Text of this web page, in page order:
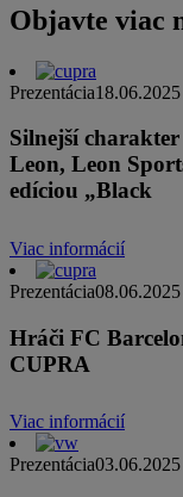
Objavte viac
Prezentácia18.06.2025
Silnejší
Leon, Leon
edíciou „Black
Viac informácií
Prezentácia08.06.2025
Hráči FC
CUPRA
Viac informácií
Prezentácia03.06.2025